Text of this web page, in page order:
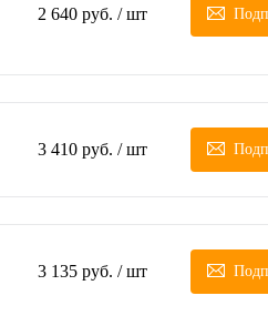
2 640 руб. / шт
3 410 руб. / шт
3 135 руб. / шт